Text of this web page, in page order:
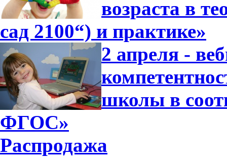
возраста в
сад 2100“) и практике»
2 апреля -
школы в
ФГОС»
Распродажа